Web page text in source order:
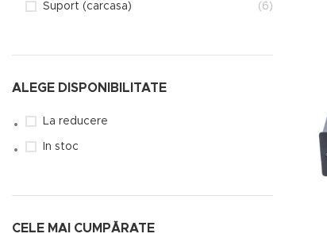
Suport (carcasa) (6)
ALEGE DISPONIBILITATE
La reducere
In stoc
CELE MAI CUMPĂRATE